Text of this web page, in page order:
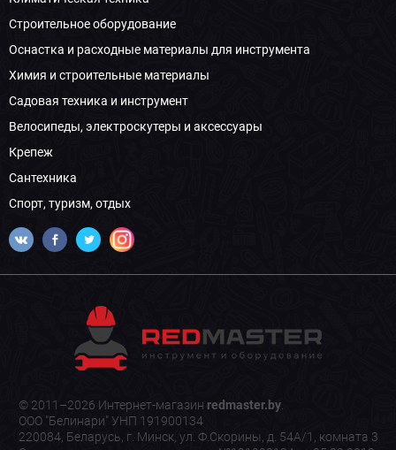
Строительное оборудование
Оснастка и расходные материалы для инструмента
Химия и строительные материалы
Садовая техника и инструмент
Велосипеды, электроскутеры и аксессуары
Крепеж
Сантехника
Спорт, туризм, отдых
© 2011–2026 Интернет-магазин redmaster.by.
ООО "Белинари" УНП 191900134
220084, Беларусь, г. Минск, ул. Ф.Скорины, д. 54А/1, комната 3